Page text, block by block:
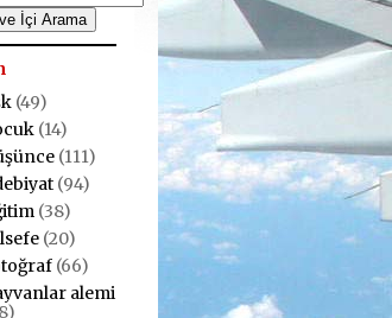
(49)
(14)
(111)
(94)
(38)
(20)
(66)
alemi